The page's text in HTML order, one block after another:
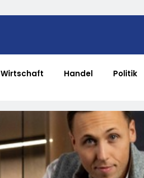
Wirtschaft Handel Politik